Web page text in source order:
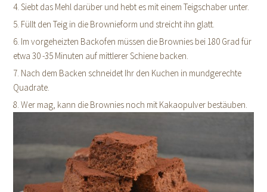
4. Siebt das Mehl darüber und hebt es mit einem Teigschaber unter.
5. Füllt den Teig in die Brownieform und streicht ihn glatt.
6. Im vorgeheizten Backofen müssen die Brownies bei 180 Grad für
etwa 30 -35 Minuten auf mittlerer Schiene backen.
7. Nach dem Backen schneidet Ihr den Kuchen in mundgerechte
Quadrate.
8. Wer mag, kann die Brownies noch mit Kakaopulver bestäuben.